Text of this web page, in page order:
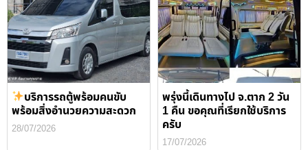
บริการรถตู้พร้อมคนขับ
พร้อมสิ่งอำนวยความสะดวก
28/07/2026
พรุ่งนี้เดินทางไป จ.ตาก 2 วัน
1 คืน ขอคุณที่เรียกใช้บริการ
ครับ
17/07/2026